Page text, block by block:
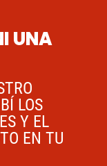
UNA
LOS
Y EL
EN TU